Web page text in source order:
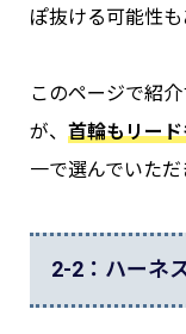
ぽ抜ける可能性も
このページで紹
が、 首輪もリー
一で選んでいただ
2-2：ハーネ